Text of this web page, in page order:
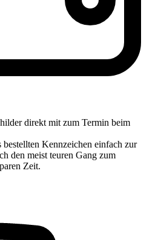
direkt mit zum Termin beim
Kennzeichen einfach zur
den meist teuren Gang zum
Zeit.